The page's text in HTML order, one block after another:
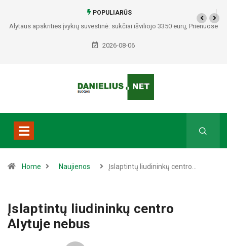
POPULIARŪS
Alytaus apskrities įvykių suvestinė: sukčiai išviliojo 3350 eurų, Prienuose
– policijos gaudynės, Varėnos rajone rasti du mirę žmonės
2026-08-06
Home Naujienos Įslaptintų liudininkų centro…
Įslaptintų liudininkų centro
Alytuje nebus